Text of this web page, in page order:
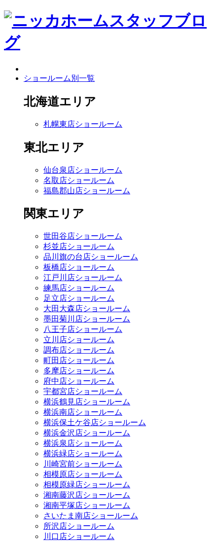
ショールーム別一覧
北海道エリア
札幌東店ショールーム
東北エリア
仙台泉店ショールーム
名取店ショールーム
福島郡山店ショールーム
関東エリア
世田谷店ショールーム
杉並店ショールーム
品川旗の台店ショールーム
板橋店ショールーム
江戸川店ショールーム
練馬店ショールーム
足立店ショールーム
大田大森店ショールーム
墨田菊川店ショールーム
八王子店ショールーム
立川店ショールーム
調布店ショールーム
町田店ショールーム
多摩店ショールーム
府中店ショールーム
宇都宮店ショールーム
横浜鶴見店ショールーム
横浜南店ショールーム
横浜保土ケ谷店ショールーム
横浜金沢店ショールーム
横浜泉店ショールーム
横浜緑店ショールーム
川崎宮前ショールーム
相模原店ショールーム
相模原緑店ショールーム
湘南藤沢店ショールーム
湘南平塚店ショールーム
さいたま南店ショールーム
所沢店ショールーム
川口店ショールーム